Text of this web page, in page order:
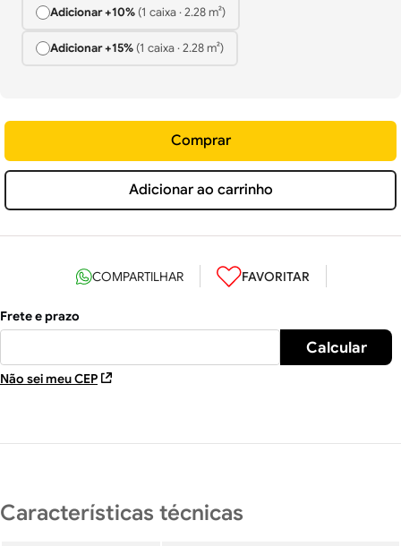
Adicionar +10%(1 caixa·2.28m²)
Adicionar +15%(1 caixa·2.28m²)
Adicionar ao carrinho
Comprar
Não sei meu CEP